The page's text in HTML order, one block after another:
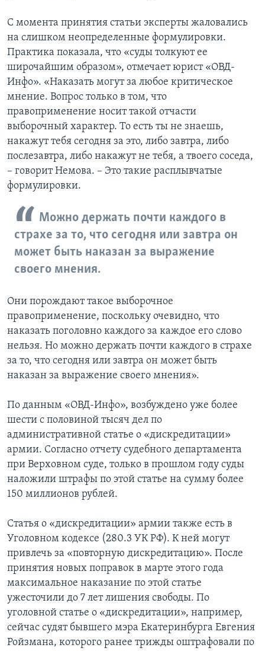
С момента принятия статьи эксперты жаловались
на слишком неопределенные формулировки.
Практика показала, что «суды толкуют ее
широчайшим образом», отмечает юрист «ОВД-
Инфо». «Наказать могут за любое критическое
мнение. Вопрос только в том, что
правоприменение носит такой отчасти
выборочный характер. То есть ты не знаешь,
накажут тебя сегодня за это, либо завтра, либо
послезавтра, либо накажут не тебя, а твоего соседа,
– говорит Немова. – Это такие расплывчатые
формулировки.
Можно держать почти каждого в
страхе за то, что сегодня или завтра он
может быть наказан за выражение
своего мнения.
Они порождают такое выборочное
правоприменение, поскольку очевидно, что
наказать поголовно каждого за каждое его слово
нельзя. Но можно держать почти каждого в страхе
за то, что сегодня или завтра он может быть
наказан за выражение своего мнения».
По данным «ОВД-Инфо», возбуждено уже более
шести с половиной тысяч дел по
административной статье о «дискредитации»
армии. Согласно отчету судебного департамента
при Верховном суде, только в прошлом году суды
наложили штрафы по этой статье на сумму более
150 миллионов рублей.
Статья о «дискредитации» армии также есть в
Уголовном кодексе (280.3 УК РФ). К ней могут
привлечь за «повторную дискредитацию». После
принятия новых поправок в марте этого года
максимальное наказание по этой статье
ужесточили до 7 лет лишения свободы. По
уголовной статье о «дискредитации», например,
сейчас судят бывшего мэра Екатеринбурга Евгения
Ройзмана, которого ранее трижды оштрафовали по